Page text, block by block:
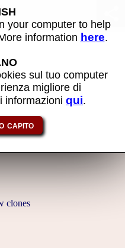
clones
your computer to help
information here.
sul tuo computer
migliore di
informazioni qui.